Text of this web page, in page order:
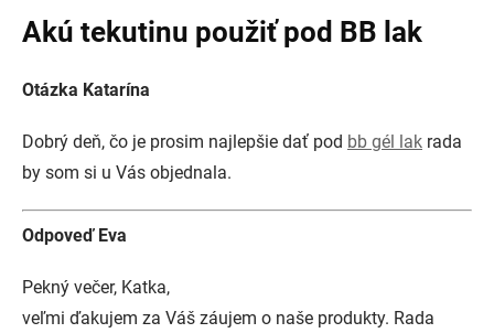
Akú tekutinu použiť pod BB lak
Otázka Katarína
Dobrý deň, čo je prosim najlepšie dať pod bb gél lak rada
by som si u Vás objednala.
Odpoveď Eva
Pekný večer, Katka,
veľmi ďakujem za Váš záujem o naše produkty. Rada